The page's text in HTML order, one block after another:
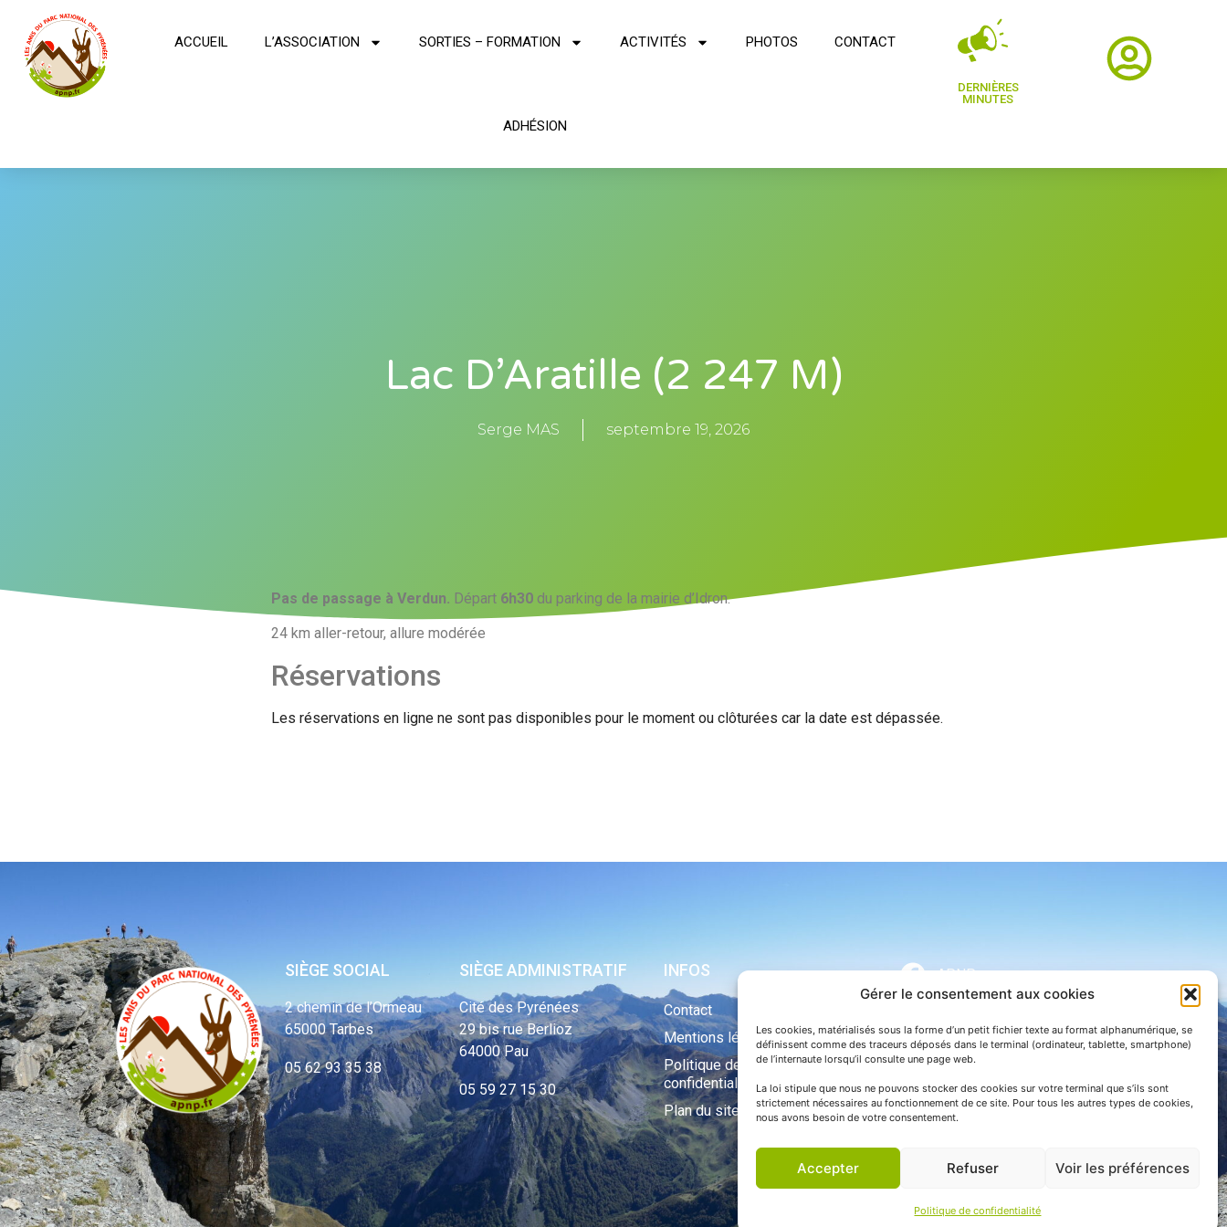
Gérer le consentement aux cookies
Les cookies, matérialisés sous la forme d’un petit fichier texte au format alphanumérique, se
définissent comme des traceurs déposés dans le terminal (ordinateur, tablette, smartphone)
de l’internaute lorsqu’il consulte une page web.
La loi stipule que nous ne pouvons stocker des cookies sur votre terminal que s’ils sont
strictement nécessaires au fonctionnement de ce site. Pour tous les autres types de cookies,
nous avons besoin de votre consentement.
Accepter Refuser Voir les préférences
Politique de confidentialité
ACCUEIL L’ASSOCIATION SORTIES – FORMATION ACTIVITÉS PHOTOS CONTACT
ADHÉSION
DERNIÈRES
MINUTES
Lac D’Aratille (2 247 M)
Serge MAS septembre 19, 2026
Pas de passage à Verdun. Départ 6h30 du parking de la mairie d’Idron.
24 km aller-retour, allure modérée
Réservations
Les réservations en ligne ne sont pas disponibles pour le moment ou clôturées car la date est dépassée.
SIÈGE SOCIAL
2 chemin de l’Ormeau
65000 Tarbes
05 62 93 35 38
SIÈGE ADMINISTRATIF
Cité des Pyrénées
29 bis rue Berlioz
64000 Pau
05 59 27 15 30
INFOS
Contact
Mentions légales
Politique de
confidentialité
Plan du site
APNP
Parc national des Pyrénées